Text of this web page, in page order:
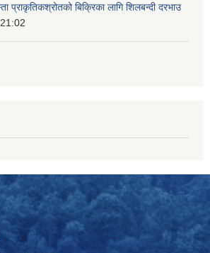
प्राकृतिकश्रोतको बिक्रिका लागि शिलबन्दी दरभाउ